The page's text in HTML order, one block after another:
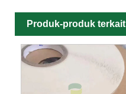
Produk-produk terkait